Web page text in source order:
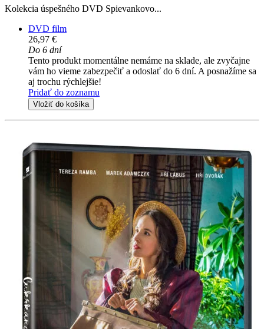
Kolekcia úspešného DVD Spievankovo...
DVD film
26,97 €
Do 6 dní
Tento produkt momentálne nemáme na sklade, ale zvyčajne
vám ho vieme zabezpečiť a odoslať do 6 dní. A posnažíme sa
aj trochu rýchlejšie!
Pridať do zoznamu
Vložiť do košíka